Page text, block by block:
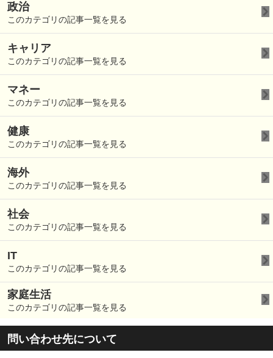
政治
このカテゴリの記事一覧を見る
キャリア
このカテゴリの記事一覧を見る
マネー
このカテゴリの記事一覧を見る
健康
このカテゴリの記事一覧を見る
海外
このカテゴリの記事一覧を見る
社会
このカテゴリの記事一覧を見る
IT
このカテゴリの記事一覧を見る
家庭生活
このカテゴリの記事一覧を見る
問い合わせ先について